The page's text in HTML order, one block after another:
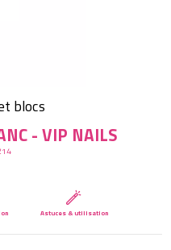
blocs
- VIP NAILS
Astuces & utilisation